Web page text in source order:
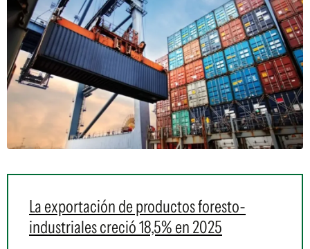
La exportación de productos foresto-
industriales creció 18,5% en 2025